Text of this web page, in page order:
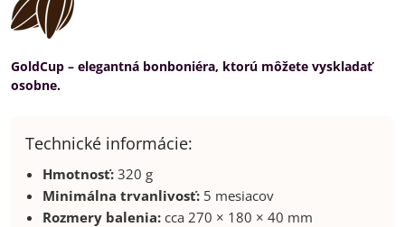
GoldCup – elegantná bonboniéra, ktorú môžete vyskladať
osobne.
Technické informácie:
Hmotnosť: 320 g
Minimálna trvanlivosť: 5 mesiacov
Rozmery balenia: cca 270 × 180 × 40 mm